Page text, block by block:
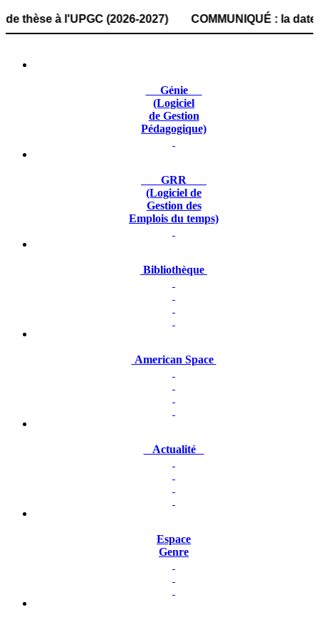
à l'UPGC (2026-2027) COMMUNIQUÉ : la date
Génie
(Logiciel
de Gestion
Pédagogique)
GRR
(Logiciel de
Gestion des
Emplois du temps)
Bibliothèque
American Space
Actualité
Espace
Genre